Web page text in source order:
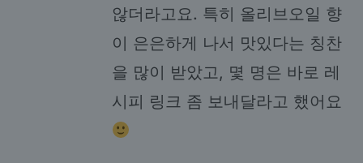
않더라고요. 특히 올리브오일 향
이 은은하게 나서 맛있다는 칭찬
을 많이 받았고, 몇 명은 바로 레
시피 링크 좀 보내달라고 했어요